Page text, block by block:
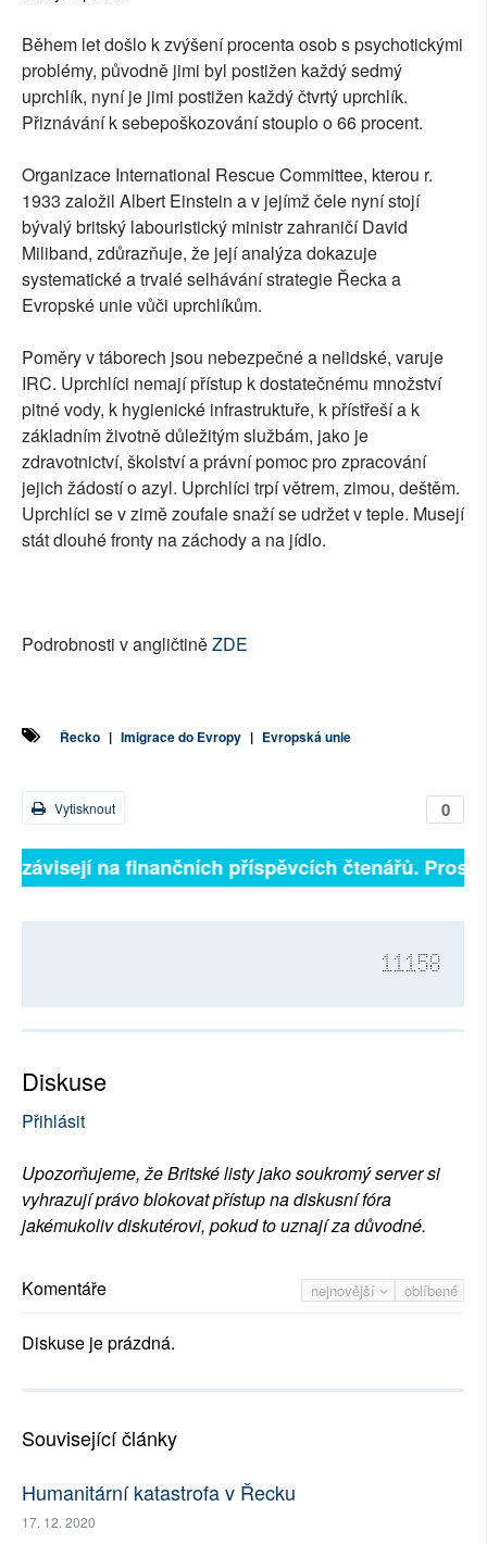
Během let došlo k zvýšení procenta osob s psychotickými
problémy, původně jimi byl postižen každý sedmý
uprchlík, nyní je jimi postižen každý čtvrtý uprchlík.
Přiznávání k sebepoškozování stouplo o 66 procent.
Organizace International Rescue Committee, kterou r.
1933 založil Albert Einstein a v jejímž čele nyní stojí
bývalý britský labouristický ministr zahraničí David
Miliband, zdůrazňuje, že její analýza dokazuje
systematické a trvalé selhávání strategie Řecka a
Evropské unie vůči uprchlíkům.
Poměry v táborech jsou nebezpečné a nelidské, varuje
IRC. Uprchlíci nemají přístup k dostatečnému množství
pitné vody, k hygienické infrastruktuře, k přístřeší a k
základním životně důležitým službám, jako je
zdravotnictví, školství a právní pomoc pro zpracování
jejich žádostí o azyl. Uprchlíci trpí větrem, zimou, deštěm.
Uprchlíci se v zimě zoufale snaží se udržet v teple. Musejí
stát dlouhé fronty na záchody a na jídlo.
Podrobnosti v angličtiněZDE
Řecko | Imigrace do Evropy | Evropská unie
0
Vytisknout
závisejí na finančních příspěvcích čtenářů.
11158
Diskuse
Přihlásit
Upozorňujeme, že Britské listy jako soukromý server si
vyhrazují právo blokovat přístup na diskusní fóra
jakémukoliv diskutérovi, pokud to uznají za důvodné.
nejnovější oblíbené
Komentáře
Diskuse je prázdná.
Související články
Humanitární katastrofa v Řecku
17. 12. 2020